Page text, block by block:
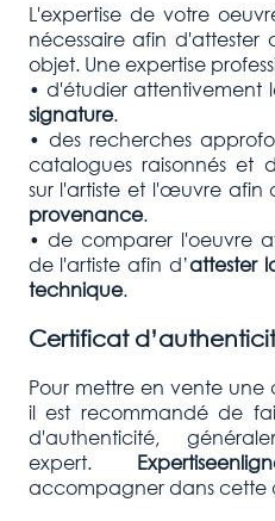
L'expertise de votre
nécessaire afin
objet. Une expertise
• d'étudier attentivement
signature.
• des recherches
catalogues raisonnés et
sur l'artiste et l'œuvre afin
provenance.
• de comparer l'oeuvre
de l'artiste afin d’attester
technique.
Certificat
Pour mettre en vente
il est recommandé de
d'authenticité,
expert.
accompagner dans cette